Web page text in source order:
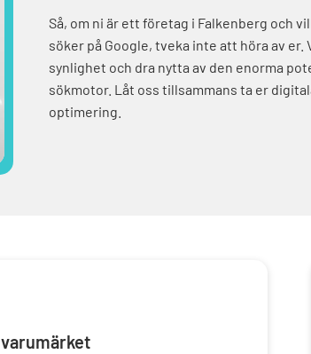
Så, om ni är ett företag i Falkenberg och
söker på Google, tveka inte att höra av
synlighet och dra nytta av den enorma
sökmotor. Låt oss tillsammans ta er
optimering.